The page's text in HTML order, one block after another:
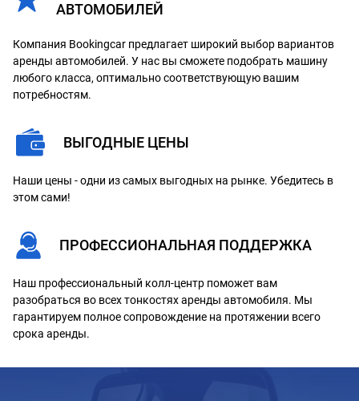
АВТОМОБИЛЕЙ
Компания Bookingcar предлагает широкий выбор вариантов
аренды автомобилей. У нас вы сможете подобрать машину
любого класса, оптимально соответствующую вашим
потребностям.
ВЫГОДНЫЕ ЦЕНЫ
Наши цены - одни из самых выгодных на рынке. Убедитесь в
этом сами!
ПРОФЕССИОНАЛЬНАЯ ПОДДЕРЖКА
Наш профессиональный колл-центр поможет вам
разобраться во всех тонкостях аренды автомобиля. Мы
гарантируем полное сопровождение на протяжении всего
срока аренды.